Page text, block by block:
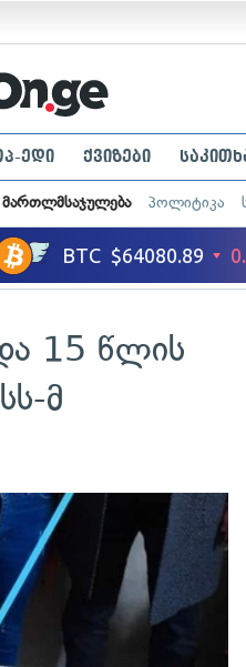
ედი ქვიზები
მართლმსაჯულება პოლიტიკა
15 წლის
მ